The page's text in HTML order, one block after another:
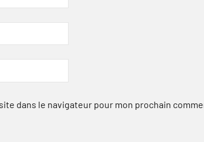
dans le navigateur pour mon prochain